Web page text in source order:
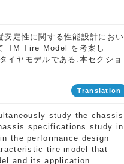
定性に関する性能設計におい
TM Tire Model を考案し
イヤモデルである.本セクショ
Translation
study the chassis
specifications study in
the performance design
tire model that
and its application